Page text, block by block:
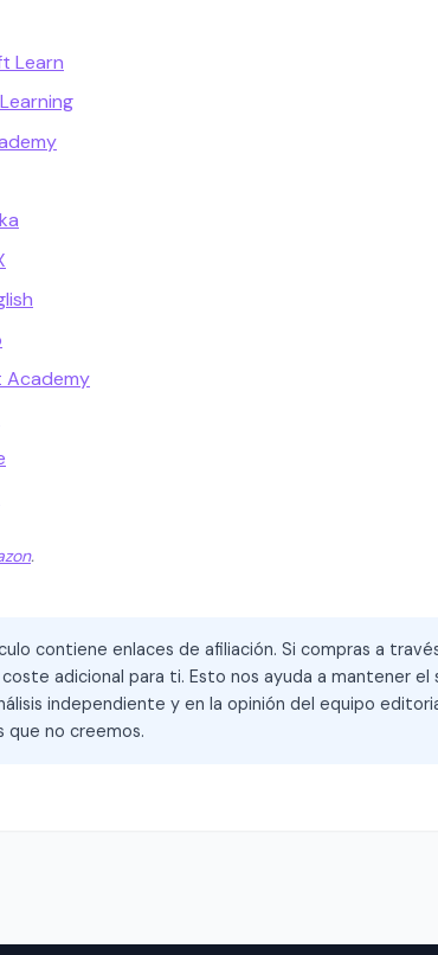
Learn
Academy
.
contiene enlaces de afiliación. Si compras a
adicional para ti. Esto nos ayuda a mantener el
independiente y en la opinión del equipo
que no creemos.